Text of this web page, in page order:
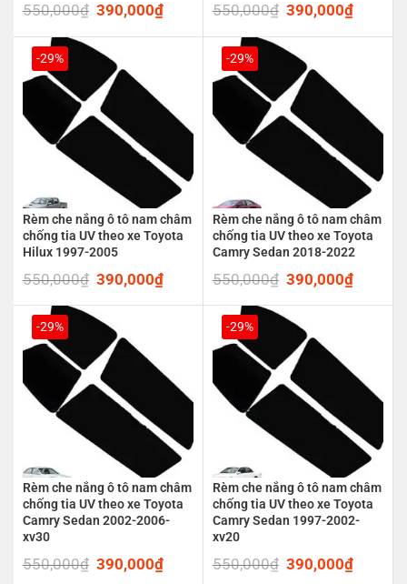
550,000₫ Original
was:
550,000₫.
390,000₫Current
is:
390,000₫.
550,000₫ Original
was:
550,000₫.
390,000₫Current
is:
-29%
Rèm che nắng ô tô nam châm
chống tia UV theo xe Toyota
Hilux 1997-2005
550,000₫ Original
was:
550,000₫.
390,000₫Current
is:
390,000₫.
-29%
Rèm che nắng ô tô nam châm
chống tia UV theo xe Toyota
Camry Sedan 2018-2022
550,000₫ Original
was:
550,000₫.
390,000₫Current
is:
-29%
Rèm che nắng ô tô nam châm
chống tia UV theo xe Toyota
Camry Sedan 2002-2006-
xv30
550,000₫ Original
390,000₫Current
-29%
Rèm che nắng ô tô nam châm
chống tia UV theo xe Toyota
Camry Sedan 1997-2002-
xv20
550,000₫ Original
390,000₫Current